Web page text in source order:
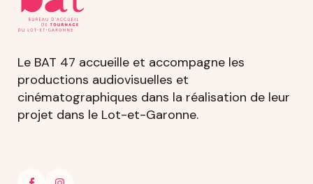
Le BAT 47 accueille et accompagne les
productions audiovisuelles et
cinématographiques dans la réalisation de leur
projet dans le Lot-et-Garonne.